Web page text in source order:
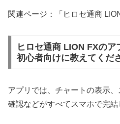
関連ページ：「ヒロセ通商
ヒロセ通商 LION FXのア
初心者向けに教えてくだ
アプリでは、チャートの表示
確認などがすべてスマホで完結